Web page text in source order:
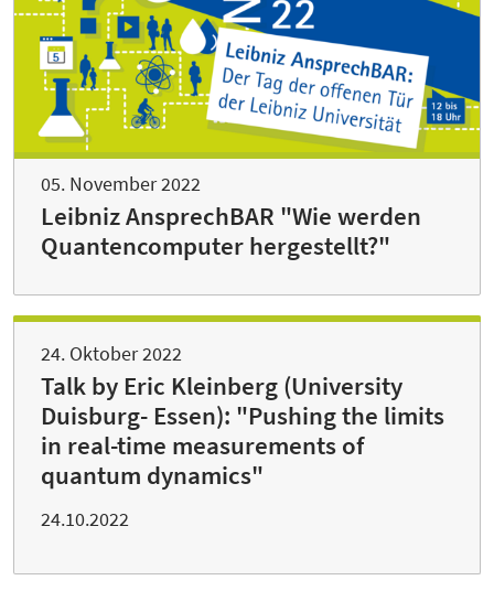
05. November 2022
Leibniz AnsprechBAR "Wie werden
Quantencomputer hergestellt?"
24. Oktober 2022
Talk by Eric Kleinberg (University
Duisburg- Essen): "Pushing the limits
in real-time measurements of
quantum dynamics"
24.10.2022